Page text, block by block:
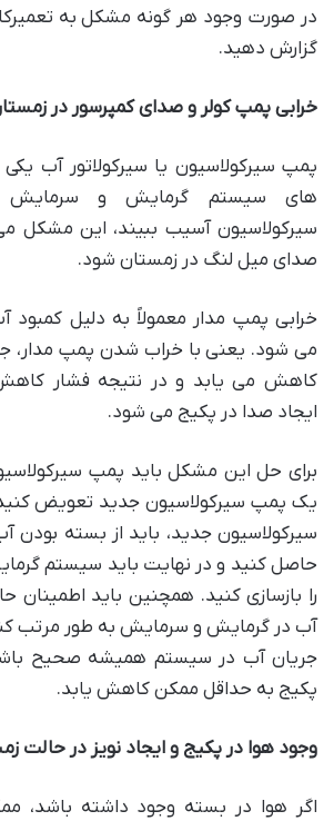
در صورت وجود هر گونه مشکل به
گزارش دهید.
خرابی پمپ کولر و صدای کمپرسور در
پمپ سیرکولاسیون یا سیرکولاتور آب
های سیستم گرمایش و
سیرکولاسیون آسیب ببیند، این مشکل
صدای میل لنگ در زمستان شود.
خرابی پمپ مدار معمولاً به دلیل کمبود
می شود. یعنی با خراب شدن پمپ مدار،
کاهش می یابد و در نتیجه فشار
ایجاد صدا در پکیج می شود.
برای حل این مشکل باید پمپ
یک پمپ سیرکولاسیون جدید تعویض
سیرکولاسیون جدید، باید از بسته بودن
حاصل کنید و در نهایت باید سیستم
را بازسازی کنید. همچنین باید
آب در گرمایش و سرمایش به طور مرتب
جریان آب در سیستم همیشه صحیح
پکیج به حداقل ممکن کاهش یابد.
وجود هوا در پکیج و ایجاد نویز در حالت
اگر هوا در بسته وجود داشته باشد،